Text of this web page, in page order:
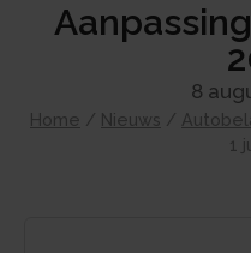
8
Home / Nieuws /
1